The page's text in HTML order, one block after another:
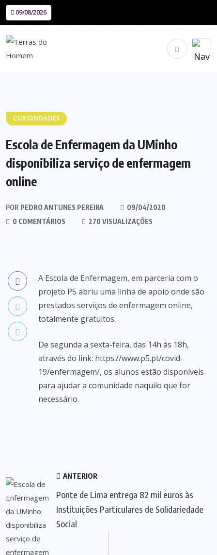
09/08/2026
CURIOSIDADES
Escola de Enfermagem da UMinho
disponibiliza serviço de enfermagem
online
POR PEDRO ANTUNES PEREIRA
09/04/2020
0 COMENTÁRIOS
270 VISUALIZAÇÕES
A Escola de Enfermagem, em parceria com o
projeto P5 abriu uma linha de apoio onde são
prestados serviços de enfermagem online,
totalmente gratuitos.
De segunda a sexta-feira, das 14h às 18h,
através do link: https://www.p5.pt/covid-
19/enfermagem/, os alunos estão disponíveis
para ajudar a comunidade naquilo que for
necessário.
ANTERIOR
Ponte de Lima entrega 82 mil euros às
Instituições Particulares de Solidariedade
Social